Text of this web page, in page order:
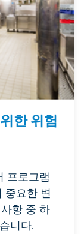
한 위험
프로그램
중요한 변
항 중 하
니다.